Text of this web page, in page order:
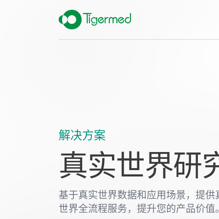
解决方案
真实世界研
基于真实世界数据和应用场景，提供
世界全流程服务，提升您的产品价值